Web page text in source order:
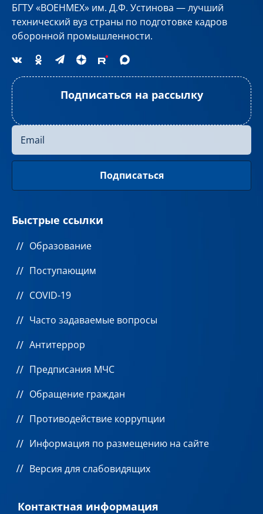
БГТУ «ВОЕНМЕХ» им. Д.Ф. Устинова — лучший
технический вуз страны по подготовке кадров
оборонной промышленности.
Подписаться на рассылку
Быстрые ссылки
Образование
Поступающим
COVID-19
Часто задаваемые вопросы
Антитеррор
Предписания МЧС
Обращение граждан
Противодействие коррупции
Информация по размещению на сайте
Версия для слабовидящих
Контактная информация